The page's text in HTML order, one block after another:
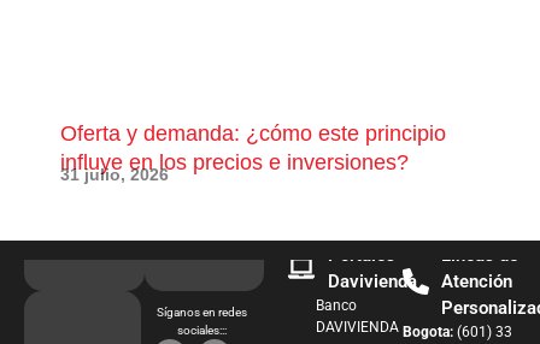
Oferta y demanda: ¿cómo este principio
influye en los precios e inversiones?
31 julio, 2026
Síganos en redes
sociales:::
Portales
Davivienda
Banco
DAVIVIENDA
Líneas de
Atención
Bogota: (601) 33